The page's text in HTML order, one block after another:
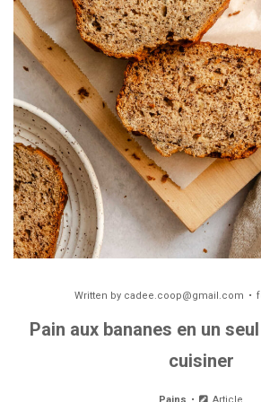
Written by cadee.coop@gmail.com
Pain aux bananes en un
cuisiner
Pains Article